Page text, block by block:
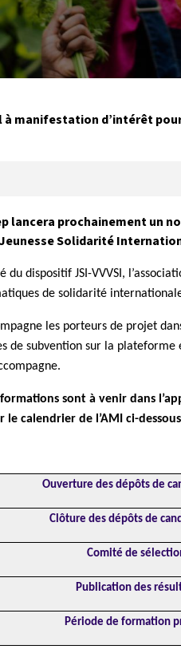
à manifestation d’intérêt
lancera prochainement un
Solidarité
du dispositif JSI-VVVSI,
de solidarité
les porteurs de projet
de subvention sur la
sont à venir dans
le calendrier de l’AMI ci-
Ouverture des dépôts de
Clôture des dépôts de
Comité de
Publication des
Période de formation